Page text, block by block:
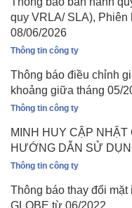
quy VRLA/ SLA),
08/06/2026
Thông tin công ty
Thông báo điều chỉnh
khoảng giữa tháng 05/
Thông tin công ty
MINH HUY CẬP
HƯỚNG DẪN SỬ
Thông tin công ty
Thông báo thay đổi
GLOBE từ 06/2022